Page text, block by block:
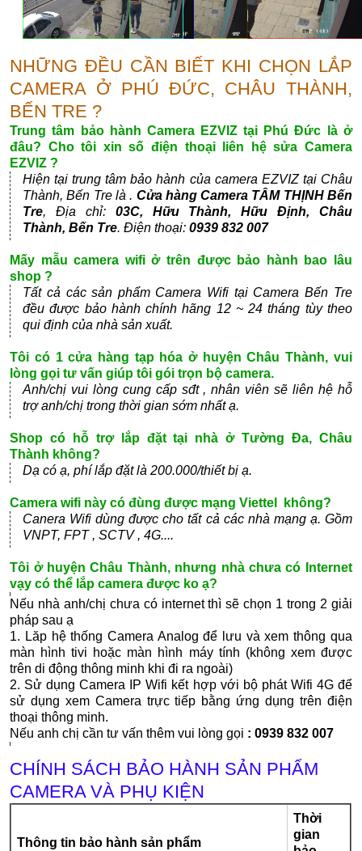
NHỮNG ĐỀU CẦN BIẾT KHI CHỌN LẮP
CAMERA Ở PHÚ ĐỨC, CHÂU THÀNH,
BẾN TRE ?
Trung tâm bảo hành Camera EZVIZ tại Phú Đức là ở
đâu? Cho tôi xin số điện thoại liên hệ sửa Camera
EZVIZ ?
Hiện tại trung tâm bảo hành của camera EZVIZ tại Châu
Thành, Bến Tre là . Cửa hàng Camera TÂM THỊNH Bến
Tre, Địa chỉ: 03C, Hữu Thành, Hữu Định, Châu
Thành, Bến Tre. Điện thoại:0939 832 007
Mấy mẫu camera wifi ở trên được bảo hành bao lâu
shop ?
Tất cả các sản phẩm Camera Wifi tại Camera Bến Tre
đều được bảo hành chính hãng 12 ~ 24 tháng tùy theo
qui định của nhà sản xuất.
Tôi có 1 cửa hàng tạp hóa ở huyện Châu Thành, vui
lòng gọi tư vấn giúp tôi gói trọn bộ camera.
Anh/chị vui lòng cung cấp sđt , nhân viên sẽ liên hệ hỗ
trợ anh/chị trong thời gian sớm nhất ạ.
Shop có hỗ trợ lắp đặt tại nhà ở Tường Đa, Châu
Thành không?
Dạ có ạ, phí lắp đặt là 200.000/thiết bị ạ.
Camera wifi này có đùng được mạng Viettel không?
Canera Wifi dùng được cho tất cả các nhà mạng ạ. Gồm
VNPT, FPT , SCTV , 4G....
Tôi ở huyện Châu Thành, nhưng nhà chưa có Internet
vạy có thể lắp camera được ko ạ?
Nếu nhà anh/chị chưa có internet thì sẽ chọn 1 trong 2 giải
pháp sau ạ
1. Lăp hệ thống Camera Analog để lưu và xem thông qua
màn hình tivi hoặc màn hình máy tính (không xem được
trên di động thông minh khi đi ra ngoài)
2. Sử dụng Camera IP Wifi kết hợp với bộ phát Wifi 4G để
sử dụng xem Camera trực tiếp bằng ứng dụng trên điện
thoại thông minh.
Nếu anh chị cần tư vấn thêm vui lòng gọi : 0939 832 007
CHÍNH SÁCH BẢO HÀNH SẢN PHẨM
CAMERA VÀ PHỤ KIỆN
Thông tin bảo hành sản phẩm
Thời
gian